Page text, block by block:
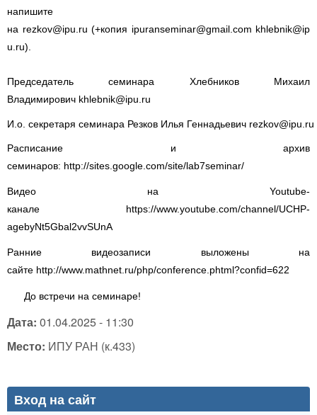
напишите
на rezkov@ipu.ru (+копия ipuranseminar@gmail.com khlebnik@ip
u.ru).
Председатель семинара Хлебников Михаил
Владимирович khlebnik@ipu.ru
И.о. секретаря семинара Резков Илья Геннадьевич rezkov@ipu.ru
Расписание и архив
семинаров: http://sites.google.com/site/lab7seminar/
Видео на Youtube-
канале https://www.youtube.com/channel/UCHP-
agebyNt5Gbal2vvSUnA
Ранние видеозаписи выложены на
сайте http://www.mathnet.ru/php/conference.phtml?confid=622
До встречи на семинаре!
Дата: 01.04.2025 - 11:30
Место: ИПУ РАН (к.433)
Вход на сайт